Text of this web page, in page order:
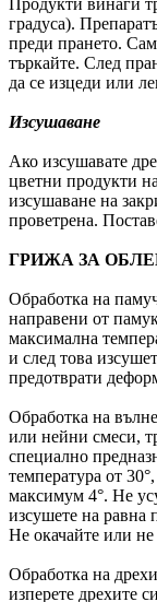
Продукти винаги
градуса).
преди прането.
търкайте. След
да се изцеди или
Изсушаване
Ако изсушавате
цветни продукти
изсушаване на
проветрена.
ГРИЖА ЗА
Обработка на
направени от
максимална
и след това
предотврати
Обработка на
или нейни смеси,
специално
температура от
максимум 4°. Не
изсушете на равна
Не окачайте или
Обработка на
изперете дрехите